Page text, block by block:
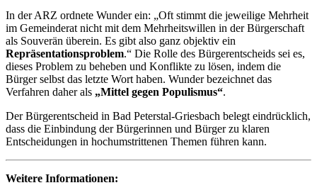
In der ARZ ordnete Wunder ein: „Oft stimmt die jeweilige Mehrheit
im Gemeinderat nicht mit dem Mehrheitswillen in der Bürgerschaft
als Souverän überein. Es gibt also ganz objektiv ein
Repräsentationsproblem.“ Die Rolle des Bürgerentscheids sei es,
dieses Problem zu beheben und Konflikte zu lösen, indem die
Bürger selbst das letzte Wort haben. Wunder bezeichnet das
Verfahren daher als „Mittel gegen Populismus“.
Der Bürgerentscheid in Bad Peterstal-Griesbach belegt eindrücklich,
dass die Einbindung der Bürgerinnen und Bürger zu klaren
Entscheidungen in hochumstrittenen Themen führen kann.
Weitere Informationen: